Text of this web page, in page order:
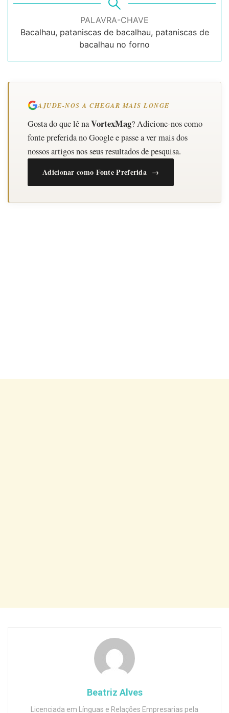
PALAVRA-CHAVE
Bacalhau, pataniscas de bacalhau, pataniscas de
bacalhau no forno
AJUDE-NOS A CHEGAR MAIS LONGE
Gosta do que lê naVortexMag? Adicione-nos como
fonte preferida no Google e passe a ver mais dos
nossos artigos nos seus resultados de pesquisa.
Adicionar como Fonte Preferida →
Beatriz Alves
Licenciada em Línguas e Relações Empresarias pela